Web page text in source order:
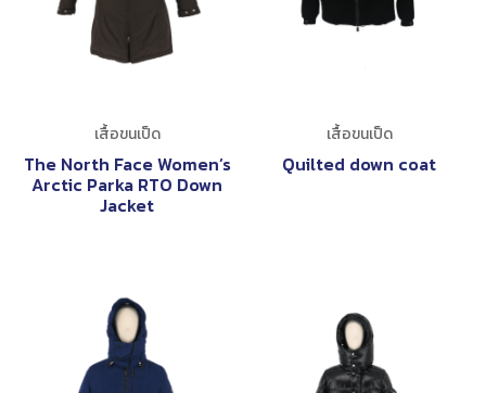
เสื้อขนเป็ด
The North Face Women’s
Arctic Parka RTO Down
Jacket
เสื้อขนเป็ด
Quilted down coat